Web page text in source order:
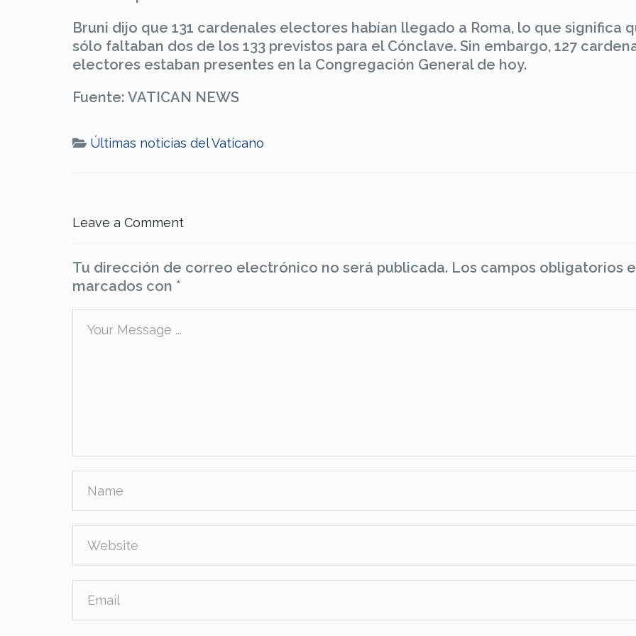
Bruni dijo que 131 cardenales electores habían llegado a Roma, lo que significa
sólo faltaban dos de los 133 previstos para el Cónclave. Sin embargo, 127
electores estaban presentes en la Congregación General de hoy.
Fuente: VATICAN NEWS
Últimas noticias del Vaticano
Leave a Comment
Tu dirección de correo electrónico no será publicada. Los campos obligatorios
marcados con *